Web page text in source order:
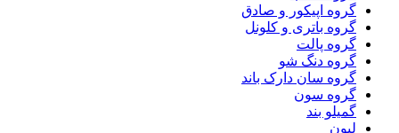
گروه اپیکور و صادق
گروه باتری و کلونل
گروه پالت
گروه دنگ شو
گروه سان دارک باند
گروه سون
گمیلو بند
لیون